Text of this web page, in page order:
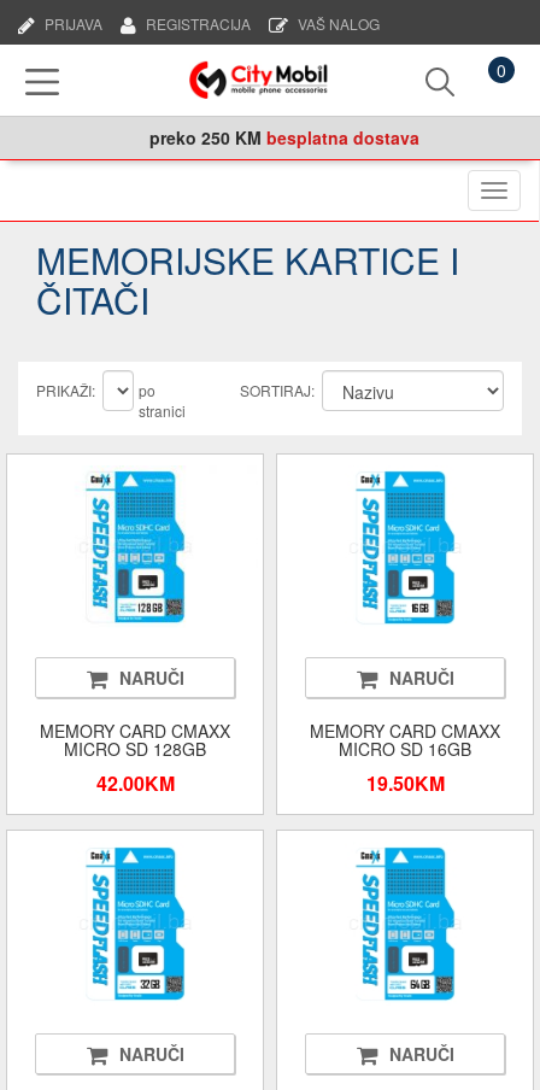
VAŠ NALOG
REGISTRACIJA
PRIJAVA
0
preko 250 KM besplatna dostava
MEMORIJSKE KARTICE I
ČITAČI
PRIKAŽI:
po
stranici
SORTIRAJ:
NARUČI
MEMORY CARD CMAXX
MICRO SD 128GB
42.00KM
NARUČI
MEMORY CARD CMAXX
MICRO SD 16GB
19.50KM
NARUČI NARUČI